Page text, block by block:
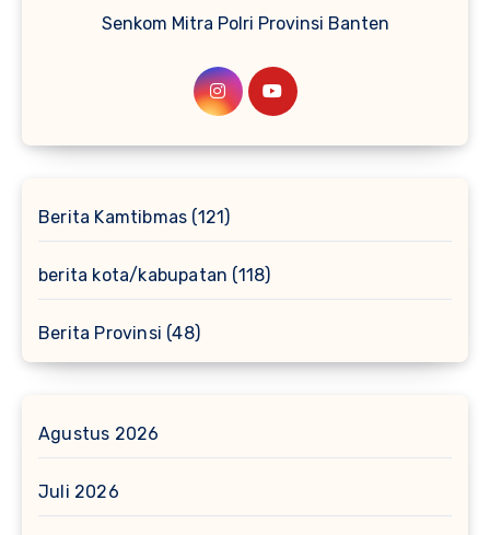
Senkom Mitra Polri Provinsi Banten
Berita Kamtibmas (121)
berita kota/kabupatan (118)
Berita Provinsi (48)
Agustus 2026
Juli 2026